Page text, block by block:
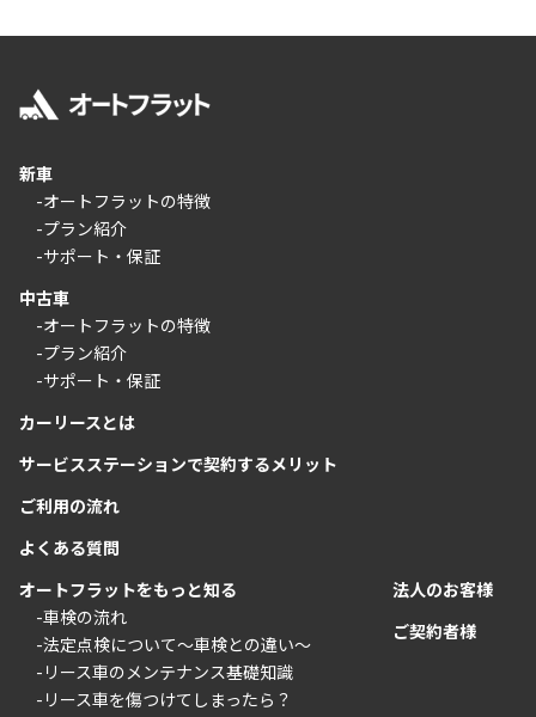
新車
-オートフラットの特徴
-プラン紹介
-サポート・保証
中古車
-オートフラットの特徴
-プラン紹介
-サポート・保証
カーリースとは
サービスステーションで契約するメリット
ご利用の流れ
よくある質問
オートフラットをもっと知る
-車検の流れ
-法定点検について〜車検との違い〜
-リース車のメンテナンス基礎知識
-リース車を傷つけてしまったら？
法人のお客様
ご契約者様